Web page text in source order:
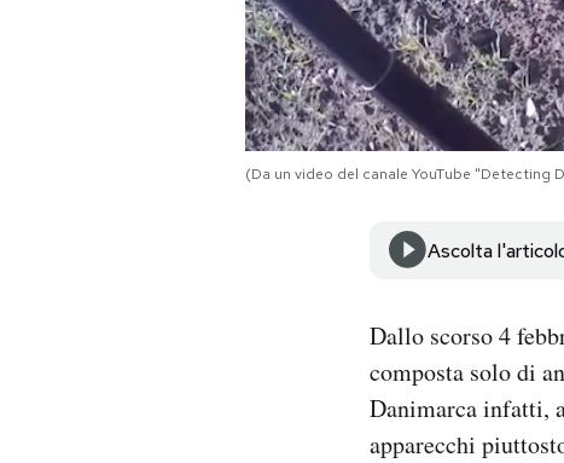
AREA PERSONALE
(Da un video del canale YouTube "Detecting
Ascolta
Dallo scorso 4
composta solo di
Danimarca infatti,
apparecchi